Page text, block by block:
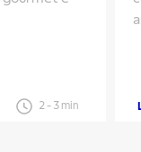
2- 3 min